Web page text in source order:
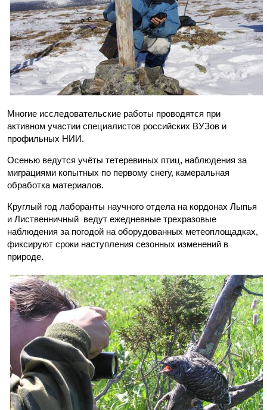
Многие исследовательские работы проводятся при
активном участии специалистов российских ВУЗов и
профильных НИИ.
Осенью ведутся учёты тетеревиных птиц, наблюдения за
миграциями копытных по первому снегу, камеральная
обработка материалов.
Круглый год лаборанты научного отдела на кордонах Лыпья
и Лиственничный ведут ежедневные трехразовые
наблюдения за погодой на оборудованных метеоплощадках,
фиксируют сроки наступления сезонных изменений в
природе.